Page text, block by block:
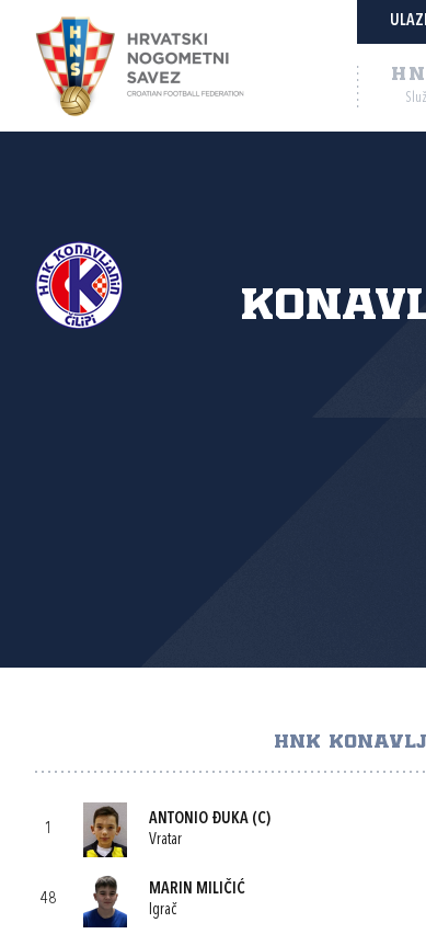
HNK
1
ANTONIO ĐUKA (C)
Vratar
48
MARIN MILIČIĆ
Igrač